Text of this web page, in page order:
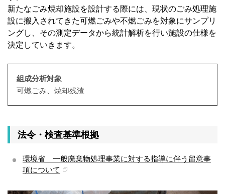
新たなごみ焼却施設を設計する際には、現状のごみ処理施
設に搬入されてきた可燃ごみや不燃ごみを対象にサンプリ
ングし、その測定データから統計解析を行い施設の仕様を
決定していきます。
組成分析対象
可燃ごみ、焼却残渣
法令・検査基準根拠
環境省 一般廃棄物処理事業に対する指導に伴う留意事
項について